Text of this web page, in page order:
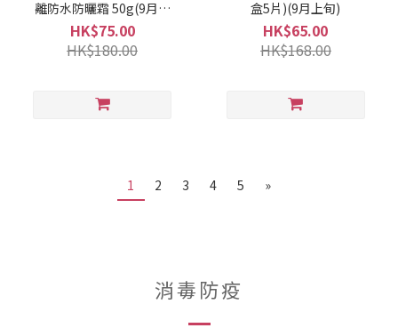
離防水防曬霜 50g(9月上
旬)
HK$75.00
HK$180.00
盒5片)(9月上旬)
HK$65.00
HK$168.00
1 2 3 4 5 »
消毒防疫